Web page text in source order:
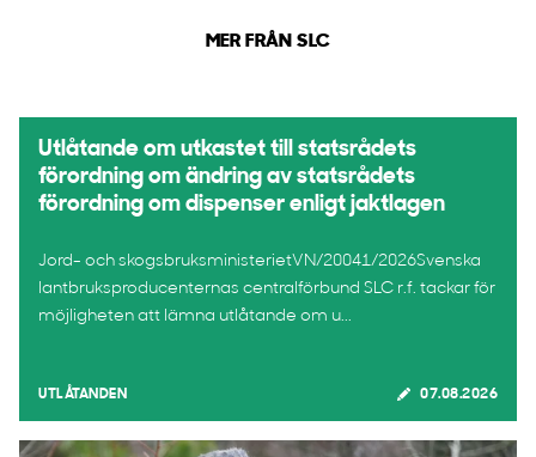
MER FRÅN SLC
Utlåtande om utkastet till statsrådets
förordning om ändring av statsrådets
förordning om dispenser enligt jaktlagen
Jord- och skogsbruksministerietVN/20041/2026Svenska
lantbruksproducenternas centralförbund SLC r.f. tackar för
möjligheten att lämna utlåtande om u...
UTLÅTANDEN 07.08.2026